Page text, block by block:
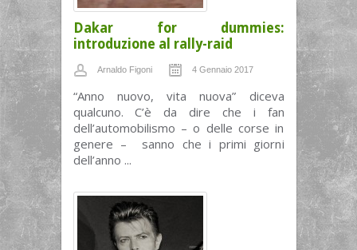
Dakar for dummies:
introduzione al rally-raid
Arnaldo Figoni 4 Gennaio 2017
“Anno nuovo, vita nuova” diceva
qualcuno. C’è da dire che i fan
dell’automobilismo – o delle corse in
genere – sanno che i primi giorni
dell’anno ...